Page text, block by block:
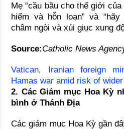
Mẹ “cầu bầu cho thế giới
hiểm và hỗn loạn” và
châm ngòi và xúi giục xung
Source:Catholic News
Vatican, Iranian foreign
Hamas war amid risk of
2. Các Giám mục Hoa Kỳ
bình ở Thánh Địa
Các giám mục Hoa Kỳ gần